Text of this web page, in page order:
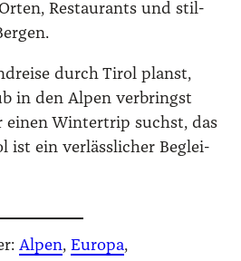
Restau­rants und stil­
durch Tirol planst,
in den Alpen ver­bringst
Win­ter­trip suchst, das
ist ein ver­läss­li­cher Beglei­
Alpen, Europa